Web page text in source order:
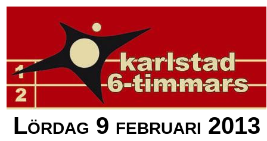
Lördag 9 februari 2013